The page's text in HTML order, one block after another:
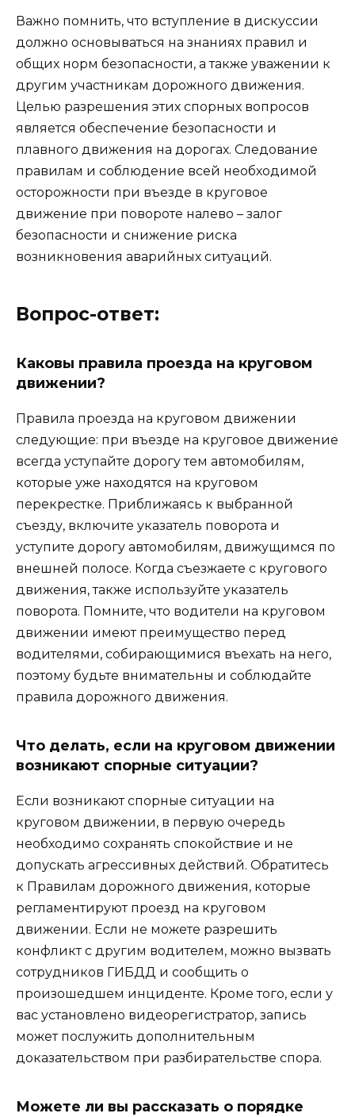
Важно помнить, что вступление в дискуссии
должно основываться на знаниях правил и
общих норм безопасности, а также уважении к
другим участникам дорожного движения.
Целью разрешения этих спорных вопросов
является обеспечение безопасности и
плавного движения на дорогах. Следование
правилам и соблюдение всей необходимой
осторожности при въезде в круговое
движение при повороте налево – залог
безопасности и снижение риска
возникновения аварийных ситуаций.
Вопрос-ответ:
Каковы правила проезда на круговом
движении?
Правила проезда на круговом движении
следующие: при въезде на круговое движение
всегда уступайте дорогу тем автомобилям,
которые уже находятся на круговом
перекрестке. Приближаясь к выбранной
съезду, включите указатель поворота и
уступите дорогу автомобилям, движущимся по
внешней полосе. Когда съезжаете с кругового
движения, также используйте указатель
поворота. Помните, что водители на круговом
движении имеют преимущество перед
водителями, собирающимися въехать на него,
поэтому будьте внимательны и соблюдайте
правила дорожного движения.
Что делать, если на круговом движении
возникают спорные ситуации?
Если возникают спорные ситуации на
круговом движении, в первую очередь
необходимо сохранять спокойствие и не
допускать агрессивных действий. Обратитесь
к Правилам дорожного движения, которые
регламентируют проезд на круговом
движении. Если не можете разрешить
конфликт с другим водителем, можно вызвать
сотрудников ГИБДД и сообщить о
произошедшем инциденте. Кроме того, если у
вас установлено видеорегистратор, запись
может послужить дополнительным
доказательством при разбирательстве спора.
Можете ли вы рассказать о порядке